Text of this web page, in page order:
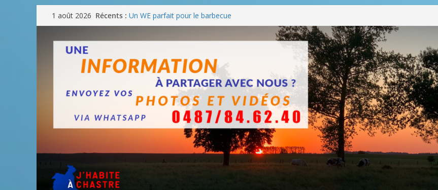
Passer
au
contenu
1 août 2026 Récents : Un WE parfait pour le barbecue
Un WE parfait pour faire des BBQ
Un WE agréable pour des BBQ hormis dimanche
Blanmont : la rue des Combattants entre en chantier dès le 3
août